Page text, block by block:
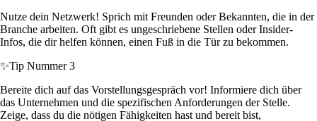
Nutze dein Netzwerk! Sprich mit Freunden oder Bekannten, die in der
Branche arbeiten. Oft gibt es ungeschriebene Stellen oder Insider-
Infos, die dir helfen können, einen Fuß in die Tür zu bekommen.
✨Tip Nummer 3
Bereite dich auf das Vorstellungsgespräch vor! Informiere dich über
das Unternehmen und die spezifischen Anforderungen der Stelle.
Zeige, dass du die nötigen Fähigkeiten hast und bereit bist,